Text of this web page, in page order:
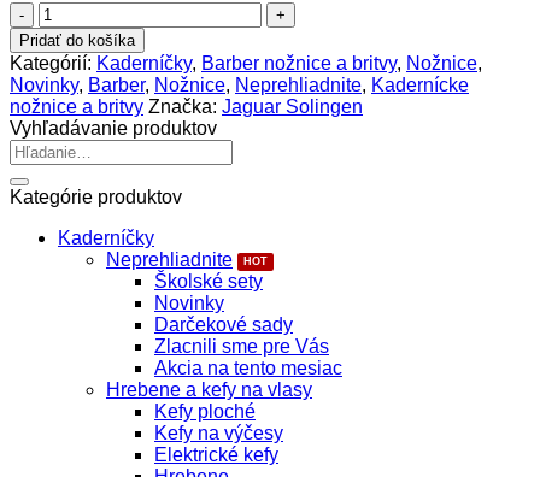
množstvo
Jaguar
Nožnice
J-
Entlemen
7,0"
Pridať do košíka
Kategórií: Kaderníčky, Barber nožnice a britvy, Nožnice,
Novinky, Barber, Nožnice, Neprehliadnite, Kadernícke
nožnice a britvy Značka: Jaguar Solingen
Vyhľadávanie produktov
Hľadať:
Kategórie produktov
Kaderníčky
Neprehliadnite
Školské sety
Novinky
Darčekové sady
Zlacnili sme pre Vás
Akcia na tento mesiac
Hrebene a kefy na vlasy
Kefy ploché
Kefy na výčesy
Elektrické kefy